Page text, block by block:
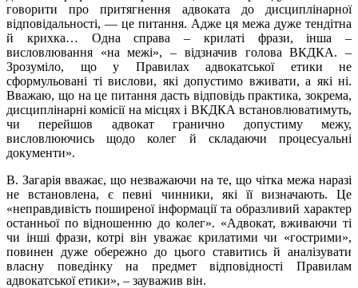
говорити про притягнення адвоката до дисциплінарної
відповідальності, — це питання. Адже ця межа дуже тендітна
й крихка… Одна справа – крилаті фрази, інша –
висловлювання «на межі», – відзначив голова ВКДКА. –
Зрозуміло, що у Правилах адвокатської етики не
сформульовані ті вислови, які допустимо вживати, а які ні.
Вважаю, що на це питання дасть відповідь практика, зокрема,
дисциплінарні комісії на місцях і ВКДКА встановлюватимуть,
чи перейшов адвокат гранично допустиму межу,
висловлюючись щодо колег й складаючи процесуальні
документи».
В. Загарія вважає, що незважаючи на те, що чітка межа наразі
не встановлена, є певні чинники, які її визначають. Це
«неправдивість поширеної інформації та образливий характер
останньої по відношенню до колег». «Адвокат, вживаючи ті
чи інші фрази, котрі він уважає крилатими чи «гострими»,
повинен дуже обережно до цього ставитись й аналізувати
власну поведінку на предмет відповідності Правилам
адвокатської етики», – зауважив він.